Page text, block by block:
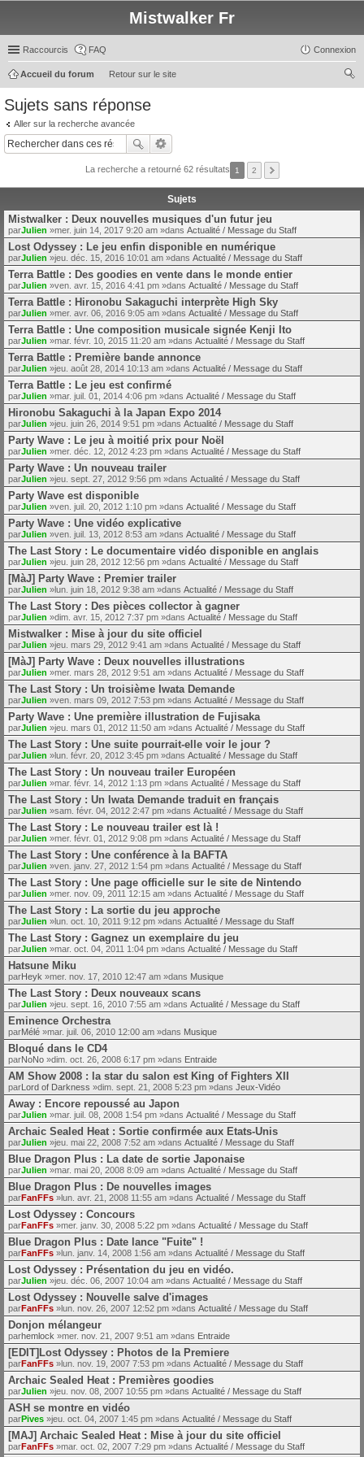
Mistwalker Fr
Raccourcis FAQ Connexion
Retour sur le site
Accueil du forum
Sujets sans réponse
Aller sur la recherche avancée
La recherche a retourné 62 résultats 1 2
Sujets
Mistwalker : Deux nouvelles musiques d'un futur jeu
parJulien »mer. juin 14, 2017 9:20 am »dans Actualité / Message du Staff
Lost Odyssey : Le jeu enfin disponible en numérique
parJulien »jeu. déc. 15, 2016 10:01 am »dans Actualité / Message du Staff
Terra Battle : Des goodies en vente dans le monde entier
parJulien »ven. avr. 15, 2016 4:41 pm »dans Actualité / Message du Staff
Terra Battle : Hironobu Sakaguchi interprète High Sky
parJulien »mer. avr. 06, 2016 9:05 am »dans Actualité / Message du Staff
Terra Battle : Une composition musicale signée Kenji Ito
parJulien »mar. févr. 10, 2015 11:20 am »dans Actualité / Message du Staff
Terra Battle : Première bande annonce
parJulien »jeu. août 28, 2014 10:13 am »dans Actualité / Message du Staff
Terra Battle : Le jeu est confirmé
parJulien »mar. juil. 01, 2014 4:06 pm »dans Actualité / Message du Staff
Hironobu Sakaguchi à la Japan Expo 2014
parJulien »jeu. juin 26, 2014 9:51 pm »dans Actualité / Message du Staff
Party Wave : Le jeu à moitié prix pour Noël
parJulien »mer. déc. 12, 2012 4:23 pm »dans Actualité / Message du Staff
Party Wave : Un nouveau trailer
parJulien »jeu. sept. 27, 2012 9:56 pm »dans Actualité / Message du Staff
Party Wave est disponible
parJulien »ven. juil. 20, 2012 1:10 pm »dans Actualité / Message du Staff
Party Wave : Une vidéo explicative
parJulien »ven. juil. 13, 2012 8:53 am »dans Actualité / Message du Staff
The Last Story : Le documentaire vidéo disponible en anglais
parJulien »jeu. juin 28, 2012 12:56 pm »dans Actualité / Message du Staff
[MàJ] Party Wave : Premier trailer
parJulien »lun. juin 18, 2012 9:38 am »dans Actualité / Message du Staff
The Last Story : Des pièces collector à gagner
parJulien »dim. avr. 15, 2012 7:37 pm »dans Actualité / Message du Staff
Mistwalker : Mise à jour du site officiel
parJulien »jeu. mars 29, 2012 9:41 am »dans Actualité / Message du Staff
[MàJ] Party Wave : Deux nouvelles illustrations
parJulien »mer. mars 28, 2012 9:51 am »dans Actualité / Message du Staff
The Last Story : Un troisième Iwata Demande
parJulien »ven. mars 09, 2012 7:53 pm »dans Actualité / Message du Staff
Party Wave : Une première illustration de Fujisaka
parJulien »jeu. mars 01, 2012 11:50 am »dans Actualité / Message du Staff
The Last Story : Une suite pourrait-elle voir le jour ?
parJulien »lun. févr. 20, 2012 3:45 pm »dans Actualité / Message du Staff
The Last Story : Un nouveau trailer Européen
parJulien »mar. févr. 14, 2012 1:13 pm »dans Actualité / Message du Staff
The Last Story : Un Iwata Demande traduit en français
parJulien »sam. févr. 04, 2012 2:47 pm »dans Actualité / Message du Staff
The Last Story : Le nouveau trailer est là !
parJulien »mer. févr. 01, 2012 9:08 pm »dans Actualité / Message du Staff
The Last Story : Une conférence à la BAFTA
parJulien »ven. janv. 27, 2012 1:54 pm »dans Actualité / Message du Staff
The Last Story : Une page officielle sur le site de Nintendo
parJulien »mer. nov. 09, 2011 12:15 am »dans Actualité / Message du Staff
The Last Story : La sortie du jeu approche
parJulien »lun. oct. 10, 2011 9:12 pm »dans Actualité / Message du Staff
The Last Story : Gagnez un exemplaire du jeu
parJulien »mar. oct. 04, 2011 1:04 pm »dans Actualité / Message du Staff
Hatsune Miku
parHeyk »mer. nov. 17, 2010 12:47 am »dans Musique
The Last Story : Deux nouveaux scans
parJulien »jeu. sept. 16, 2010 7:55 am »dans Actualité / Message du Staff
Eminence Orchestra
parMélé »mar. juil. 06, 2010 12:00 am »dans Musique
Bloqué dans le CD4
parNoNo »dim. oct. 26, 2008 6:17 pm »dans Entraide
AM Show 2008 : la star du salon est King of Fighters XII
parLord of Darkness »dim. sept. 21, 2008 5:23 pm »dans Jeux-Vidéo
Away : Encore repoussé au Japon
parJulien »mar. juil. 08, 2008 1:54 pm »dans Actualité / Message du Staff
Archaic Sealed Heat : Sortie confirmée aux Etats-Unis
parJulien »jeu. mai 22, 2008 7:52 am »dans Actualité / Message du Staff
Blue Dragon Plus : La date de sortie Japonaise
parJulien »mar. mai 20, 2008 8:09 am »dans Actualité / Message du Staff
Blue Dragon Plus : De nouvelles images
parFanFFs »lun. avr. 21, 2008 11:55 am »dans Actualité / Message du Staff
Lost Odyssey : Concours
parFanFFs »mer. janv. 30, 2008 5:22 pm »dans Actualité / Message du Staff
Blue Dragon Plus : Date lance "Fuite" !
parFanFFs »lun. janv. 14, 2008 1:56 am »dans Actualité / Message du Staff
Lost Odyssey : Présentation du jeu en vidéo.
parJulien »jeu. déc. 06, 2007 10:04 am »dans Actualité / Message du Staff
Lost Odyssey : Nouvelle salve d'images
parFanFFs »lun. nov. 26, 2007 12:52 pm »dans Actualité / Message du Staff
Donjon mélangeur
parhemlock »mer. nov. 21, 2007 9:51 am »dans Entraide
[EDIT]Lost Odyssey : Photos de la Premiere
parFanFFs »lun. nov. 19, 2007 7:53 pm »dans Actualité / Message du Staff
Archaic Sealed Heat : Premières goodies
parJulien »jeu. nov. 08, 2007 10:55 pm »dans Actualité / Message du Staff
ASH se montre en vidéo
parPives »jeu. oct. 04, 2007 1:45 pm »dans Actualité / Message du Staff
[MAJ] Archaic Sealed Heat : Mise à jour du site officiel
parFanFFs »mar. oct. 02, 2007 7:29 pm »dans Actualité / Message du Staff